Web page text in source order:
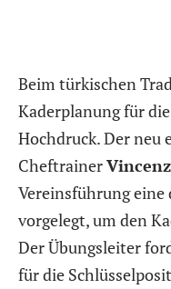
Beim türkischen
Kaderplanung für
Hochdruck. Der
Cheftrainer
Vereinsführung
vorgelegt, um den
Der Übungsleiter
für die